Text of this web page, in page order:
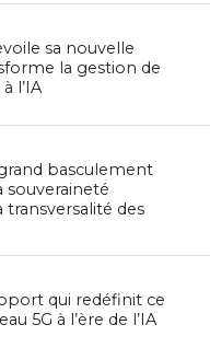
sa nouvelle
la gestion de
l’IA
basculement
souveraineté
des
qui redéfinit ce
5G à l’ère de l’IA